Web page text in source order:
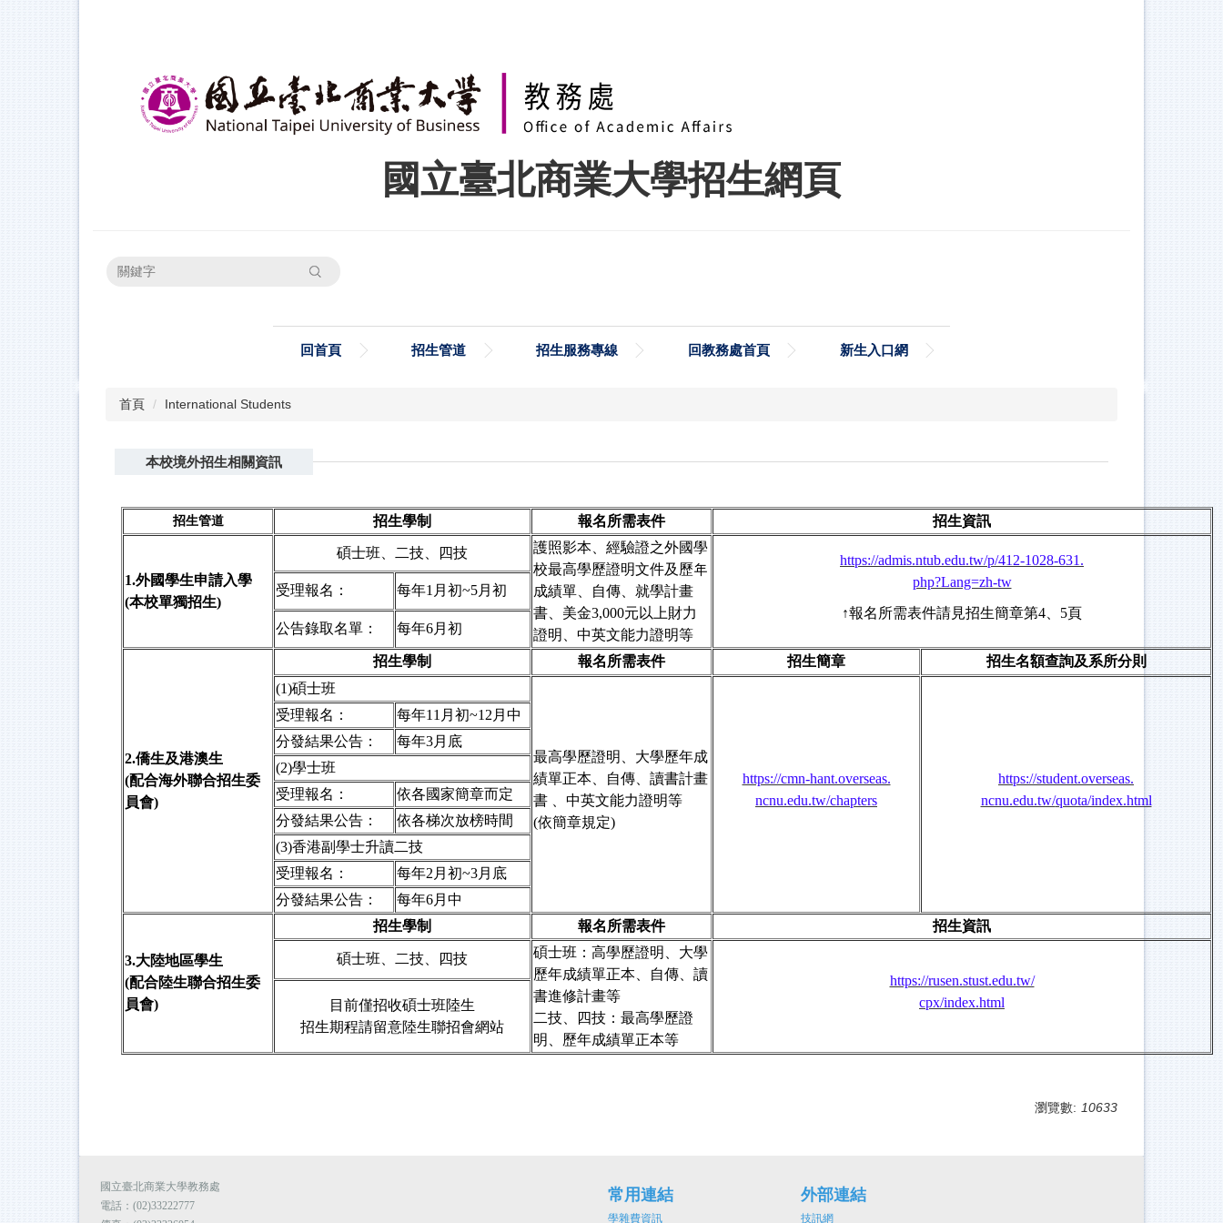
國立臺北商業大學招生網頁
搜尋
回首頁 招生管道 招生服務專線 回教務處首頁 新生入口網
首頁 International Students
本校境外招生相關資訊
招生管道 招生學制 報名所需表件 招生資訊
1.外國學生申請入學
(本校單獨招生)
碩士班、二技、四技
護照影本、經驗證之外國學
校最高學歷證明文件及歷年
成績單、自傳、就學計畫
書、美金3,000元以上財力
證明、中英文能力證明等
https://admis.ntub.edu.tw/p/412-1028-631.
php?Lang=zh-tw
↑報名所需表件請見招生簡章第4、5頁
受理報名： 每年1月初~5月初
公告錄取名單： 每年6月初
2.僑生及港澳生
(配合海外聯合招生委
員會)
招生學制 報名所需表件 招生簡章
招生名額查詢及系所分則
(1)碩士班
最高學歷證明、大學歷年成
績單正本、自傳、讀書計畫
書 、中英文能力證明等
(依簡章規定)
https://cmn-hant.overseas.
ncnu.edu.tw/chapters
https://student.overseas.
ncnu.edu.tw/quota/index.html
受理報名：
每年11月初~12月中
分發結果公告：
每年3月底
(2)學士班
受理報名：
依各國家簡章而定
分發結果公告：
依各梯次放榜時間
(3)香港副學士升讀二技
受理報名：
每年2月初~3月底
分發結果公告：
每年6月中
3.大陸地區學生
(配合陸生聯合招生委
員會)
招生學制 報名所需表件 招生資訊
碩士班、二技、四技
碩士班：高學歷證明、大學
歷年成績單正本、自傳、讀
書進修計畫等
二技、四技：最高學歷證
明、歷年成績單正本等
https://rusen.stust.edu.tw/
cpx/index.html
目前僅招收碩士班陸生
招生期程請留意陸生聯招會網站
瀏覽數: 10633
國立臺北商業大學教務處
電話：(02)33222777
常用連結
學雜費資訊
外部連結
技訊網